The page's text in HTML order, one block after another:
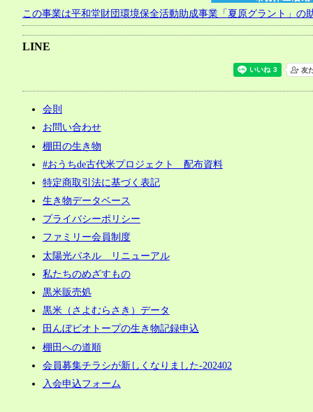
この事業は平和堂財団環境保全活動助成事業「夏原グラント」の
LINE
会則
お問い合わせ
棚田の生き物
#おうちde古代米プロジェクト 配布資料
特定商取引法に基づく表記
生き物データベース
プライバシーポリシー
ファミリー会員制度
太陽光パネル リニューアル
私たちのめざすもの
黒米販売処
黒米（さよむらさき）データ
田んぼビオトープの生き物記録申込
棚田への道順
会員募集チラシが新しくなりました-202402
入会申込フォーム